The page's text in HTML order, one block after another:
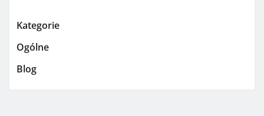
Kategorie
Ogólne
Blog